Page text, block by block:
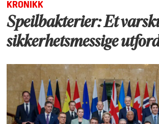
KRONIKK
Speilbakterier: Et
sikkerhetsmessige